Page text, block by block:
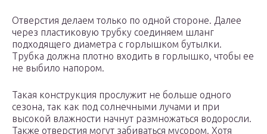
Отверстия делаем только по одной стороне. Далее
через пластиковую трубку соединяем шланг
подходящего диаметра с горлышком бутылки.
Трубка должна плотно входить в горлышко, чтобы ее
не выбило напором.
Такая конструкция прослужит не больше одного
сезона, так как под солнечными лучами и при
высокой влажности начнут размножаться водоросли.
Также отверстия могут забиваться мусором. Хотя